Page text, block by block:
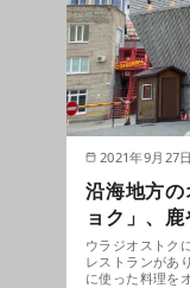
2021年9月27日
沿海地方
ョク」、
ウラジオストク
レストランがあ
に使った料理を